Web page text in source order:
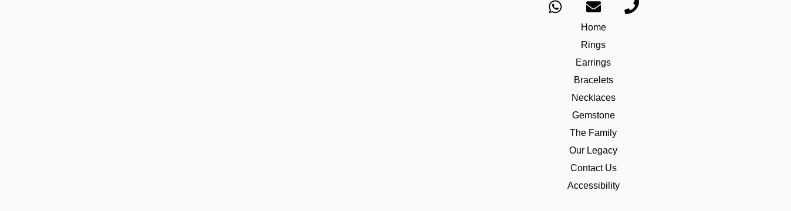
Home
Rings
Earrings
Bracelets
Necklaces
Gemstone
The Family
Our Legacy
Contact Us
Accessibility